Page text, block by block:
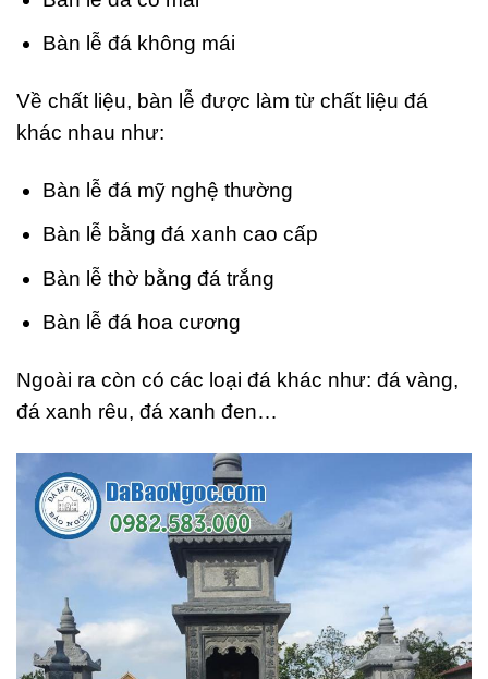
Bàn lễ đá không mái
Về chất liệu, bàn lễ được làm từ chất liệu đá
khác nhau như:
Bàn lễ đá mỹ nghệ thường
Bàn lễ bằng đá xanh cao cấp
Bàn lễ thờ bằng đá trắng
Bàn lễ đá hoa cương
Ngoài ra còn có các loại đá khác như: đá vàng,
đá xanh rêu, đá xanh đen…